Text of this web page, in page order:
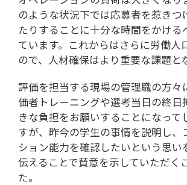
のような状況下では応募者を惹きつ
たりすることに十分な時間をかける
ています。これからはさらに労働人
ので、人材確保はより重要な課題と
評価を担当する現場の管理職の方々
価者トレーニングや選考当日の終日
きな負担をお願いすることになって
すが、昨今の学生の事情を説明し、
ション能力を確認したいという思い
伝えることで賛意を示していただく
た。